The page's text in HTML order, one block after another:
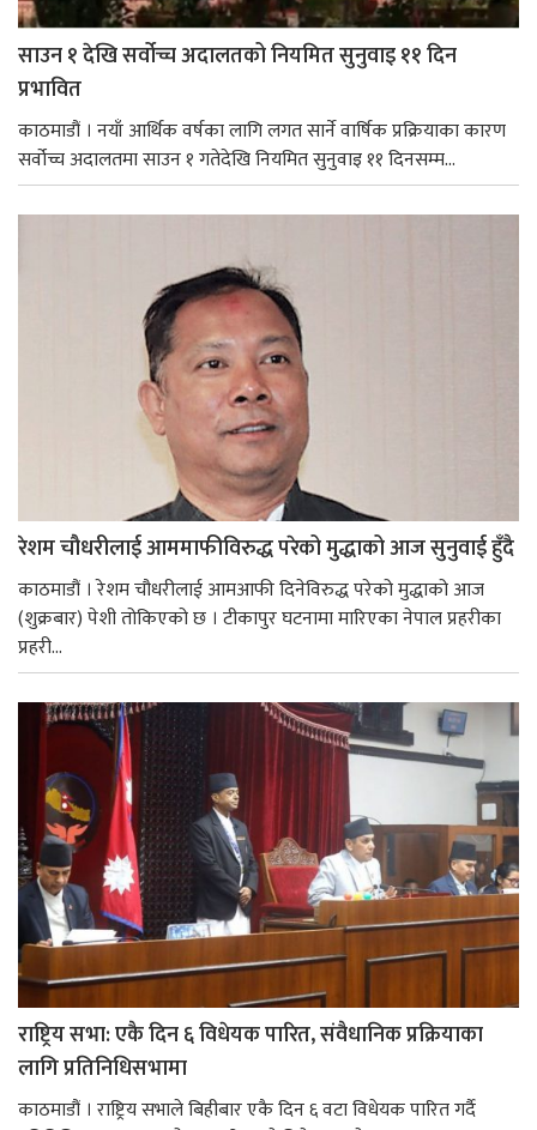
साउन १ देखि सर्वोच्च अदालतको नियमित सुनुवाइ ११ दिन
प्रभावित
काठमाडौं । नयाँ आर्थिक वर्षका लागि लगत सार्ने वार्षिक प्रक्रियाका कारण
सर्वोच्च अदालतमा साउन १ गतेदेखि नियमित सुनुवाइ ११ दिनसम्म...
रेशम चौधरीलाई आममाफीविरुद्ध परेको मुद्धाको आज सुनुवाई हुँदै
काठमाडौं । रेशम चौधरीलाई आमआफी दिनेविरुद्ध परेको मुद्धाको आज
(शुक्रबार) पेशी तोकिएको छ । टीकापुर घटनामा मारिएका नेपाल प्रहरीका
प्रहरी...
राष्ट्रिय सभा: एकै दिन ६ विधेयक पारित, संवैधानिक प्रक्रियाका
लागि प्रतिनिधिसभामा
काठमाडौं । राष्ट्रिय सभाले बिहीबार एकै दिन ६ वटा विधेयक पारित गर्दै